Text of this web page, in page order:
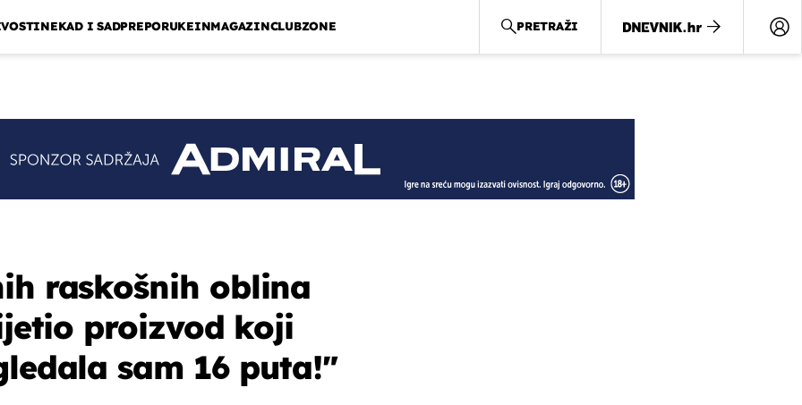
NEKAD I SADPREPORUKEINMAGAZINCLUBZONE PRETRAŽI
raskošnih oblina
proizvod koji
sam 16 puta!"